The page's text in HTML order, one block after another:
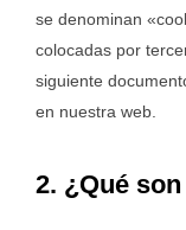
se denominan
colocadas por
siguiente
en nuestra web.
2. ¿Qué